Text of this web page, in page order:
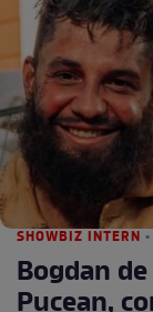
SHOWBIZ INTERN
Bogdan